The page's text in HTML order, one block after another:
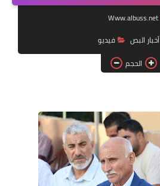
Www.albuss.net
أخبار البص
فيديو
الحجم